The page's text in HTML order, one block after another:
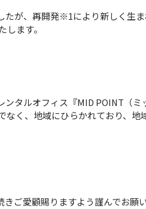
たが、再開発※1により新しく生
ます。
ンタルオフィス『MID POINT（ミ
く、地域にひらかれており、地
ご愛顧賜りますよう謹んでお願